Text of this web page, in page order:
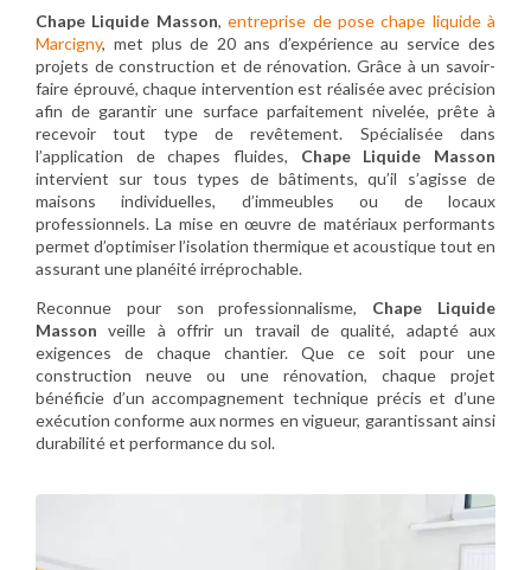
Chape Liquide Masson,entreprise de pose chape liquide à
Marcigny, met plus de 20 ans d’expérience au service des
projets de construction et de rénovation. Grâce à un savoir-
faire éprouvé, chaque intervention est réalisée avec précision
afin de garantir une surface parfaitement nivelée, prête à
recevoir tout type de revêtement. Spécialisée dans
l’application de chapes fluides, Chape Liquide Masson
intervient sur tous types de bâtiments, qu’il s’agisse de
maisons individuelles, d’immeubles ou de locaux
professionnels. La mise en œuvre de matériaux performants
permet d’optimiser l’isolation thermique et acoustique tout en
assurant une planéité irréprochable.
Reconnue pour son professionnalisme, Chape Liquide
Masson veille à offrir un travail de qualité, adapté aux
exigences de chaque chantier. Que ce soit pour une
construction neuve ou une rénovation, chaque projet
bénéficie d’un accompagnement technique précis et d’une
exécution conforme aux normes en vigueur, garantissant ainsi
durabilité et performance du sol.